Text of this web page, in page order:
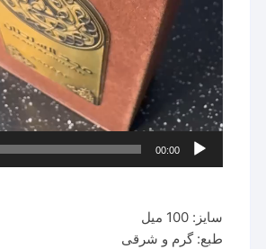
00:00
سایز: 100 میل
طبع: گرم و شرقی